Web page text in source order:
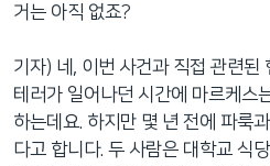
거는 아직 없죠?
기자) 네, 이번 사건과 직접 관련된
테러가 일어나던 시간에 마르케스
하는데요. 하지만 몇 년 전에 파룩
다고 합니다. 두 사람은 대학교 식